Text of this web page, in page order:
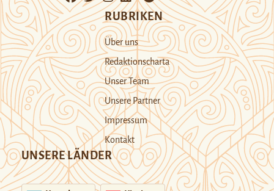
RUBRIKEN
Über uns
Redaktionscharta
Unser Team
Unsere Partner
Impressum
Kontakt
UNSERE LÄNDER